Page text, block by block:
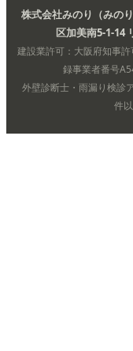
株式会社みのり（みの
区加美南5-1-14
建設業許可：大阪府知事
録事業者番号
外壁診断士・雨漏り検診
件